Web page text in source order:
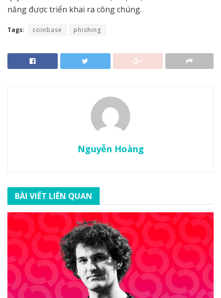
năng được triển khai ra công chúng.
Tags: coinbase phishing
Nguyễn Hoàng
BÀI VIẾT LIÊN QUAN